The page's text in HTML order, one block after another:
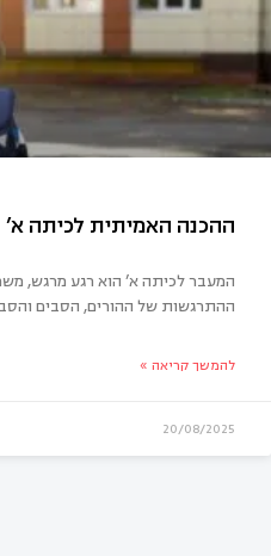
המעבר לכיתה א’ הוא רגע מרגש,
ההתרגשות של ההורים, הסבים
להמשך קריאה »
20/08/2025